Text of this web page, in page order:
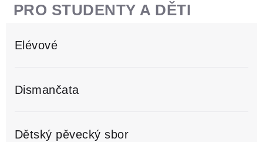
PRO STUDENTY A DĚTI
Elévové
Dismančata
Dětský pěvecký sbor